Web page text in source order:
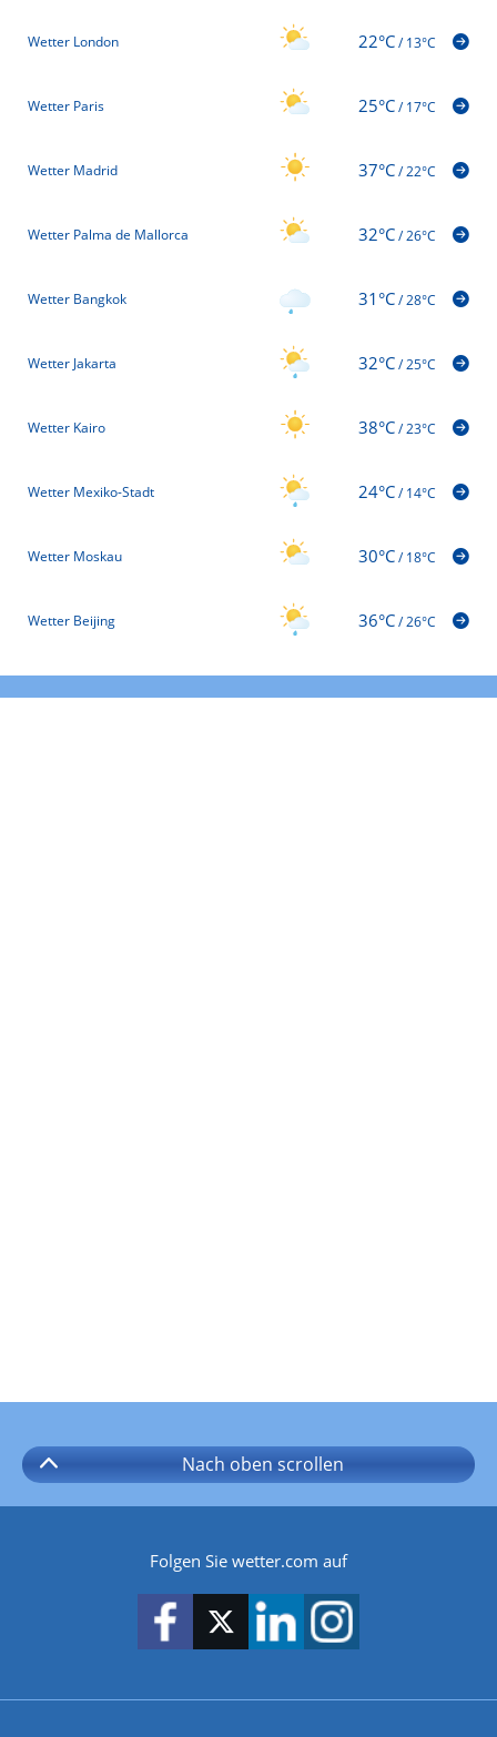
Wetter London 22°C/13°C
Wetter Paris 25°C/17°C
Wetter Madrid 37°C/22°C
Wetter Palma de Mallorca 32°C/26°C
Wetter Bangkok 31°C/28°C
Wetter Jakarta 32°C/25°C
Wetter Kairo 38°C/23°C
Wetter Mexiko-Stadt 24°C/14°C
Wetter Moskau 30°C/18°C
Wetter Beijing 36°C/26°C
Nach oben scrollen
Folgen Sie wetter.com auf